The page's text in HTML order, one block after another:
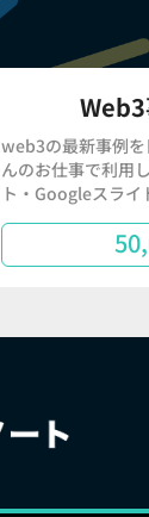
web3の最新事例を
んのお仕事で利用
ト・Googleスライ